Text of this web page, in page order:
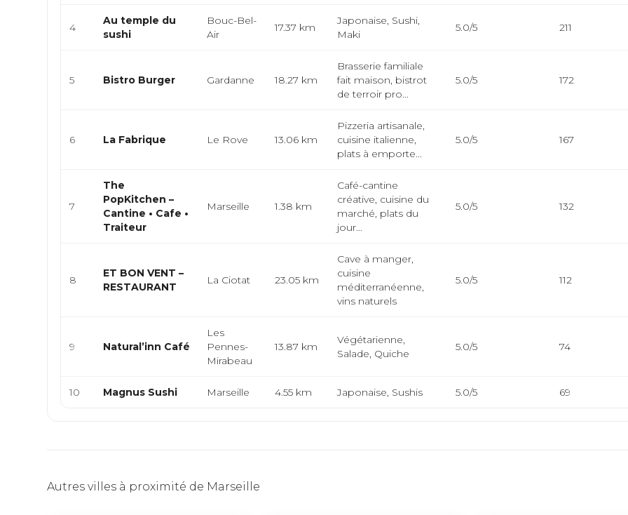
4
Au temple du
sushi
Bouc-Bel-
Air
17.37 km
Japonaise, Sushi,
Maki
5.0/5 211
5 Bistro Burger Gardanne 18.27 km
Brasserie familiale
fait maison, bistrot
de terroir pro...
5.0/5 172
6 La Fabrique Le Rove 13.06 km
Pizzeria artisanale,
cuisine italienne,
plats à emporte...
5.0/5 167
7
The
PopKitchen –
Cantine • Cafe •
Traiteur
Marseille 1.38 km
Café-cantine
créative, cuisine du
marché, plats du
jour...
5.0/5 132
8
ET BON VENT –
RESTAURANT
La Ciotat 23.05 km
Cave à manger,
cuisine
méditerranéenne,
vins naturels
5.0/5 112
9 Natural’inn Café
Les
Pennes-
Mirabeau
13.87 km
Végétarienne,
Salade, Quiche
5.0/5 74
10 Magnus Sushi Marseille 4.55 km Japonaise, Sushis 5.0/5 69
Autres villes à proximité de Marseille